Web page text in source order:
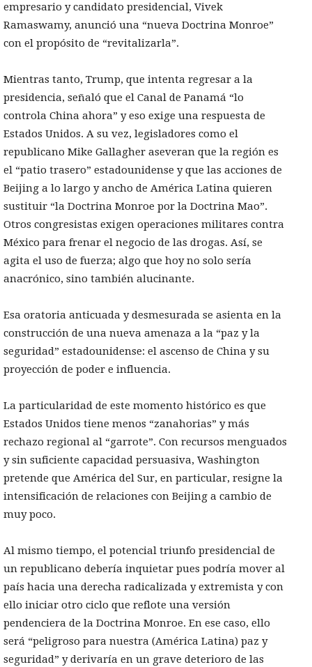
empresario y candidato presidencial, Vivek
Ramaswamy, anunció una “nueva Doctrina Monroe”
con el propósito de “revitalizarla”.
Mientras tanto, Trump, que intenta regresar a la
presidencia, señaló que el Canal de Panamá “lo
controla China ahora” y eso exige una respuesta de
Estados Unidos. A su vez, legisladores como el
republicano Mike Gallagher aseveran que la región es
el “patio trasero” estadounidense y que las acciones de
Beijing a lo largo y ancho de América Latina quieren
sustituir “la Doctrina Monroe por la Doctrina Mao”.
Otros congresistas exigen operaciones militares contra
México para frenar el negocio de las drogas. Así, se
agita el uso de fuerza; algo que hoy no solo sería
anacrónico, sino también alucinante.
Esa oratoria anticuada y desmesurada se asienta en la
construcción de una nueva amenaza a la “paz y la
seguridad” estadounidense: el ascenso de China y su
proyección de poder e influencia.
La particularidad de este momento histórico es que
Estados Unidos tiene menos “zanahorias” y más
rechazo regional al “garrote”. Con recursos menguados
y sin suficiente capacidad persuasiva, Washington
pretende que América del Sur, en particular, resigne la
intensificación de relaciones con Beijing a cambio de
muy poco.
Al mismo tiempo, el potencial triunfo presidencial de
un republicano debería inquietar pues podría mover al
país hacia una derecha radicalizada y extremista y con
ello iniciar otro ciclo que reflote una versión
pendenciera de la Doctrina Monroe. En ese caso, ello
será “peligroso para nuestra (América Latina) paz y
seguridad” y derivaría en un grave deterioro de las